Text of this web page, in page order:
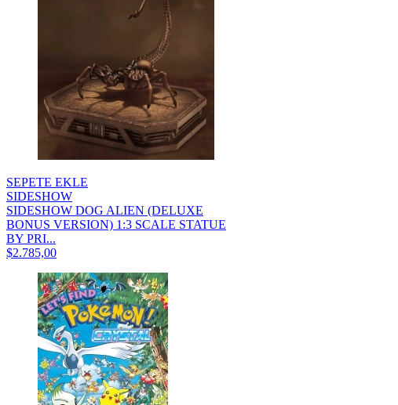
SEPETE EKLE
SIDESHOW
SIDESHOW DOG ALIEN (DELUXE
BONUS VERSION) 1:3 SCALE STATUE
BY PRI...
$2.785,00